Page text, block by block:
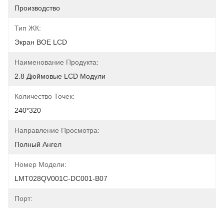
Производство
Тип ЖК:
Экран BOE LCD
Наименование Продукта:
2.8 Дюймовые LCD Модули
Количество Точек:
240*320
Направление Просмотра:
Полный Ангел
Номер Модели:
LMT028QV001C-DC001-B07
Порт: